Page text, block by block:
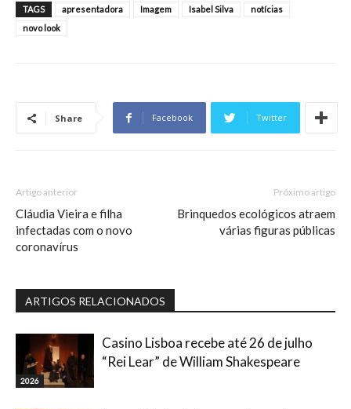
TAGS apresentadora Imagem Isabel Silva
notícias
novo look
Share Facebook Twitter
Artigo anterior
Cláudia Vieira e filha
infectadas com o novo
coronavírus
Próximo artigo
Brinquedos ecológicos atraem
várias figuras públicas
ARTIGOS RELACIONADOS
2026
Casino Lisboa recebe até 26 de julho
“Rei Lear” de William Shakespeare